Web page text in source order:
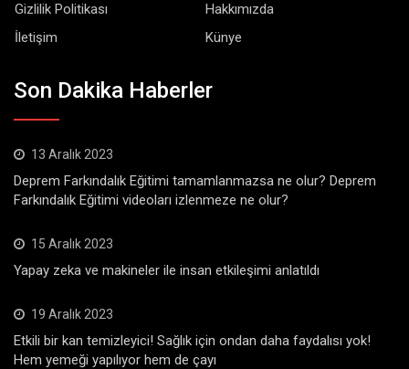
Gizlilik Politikası
Hakkımızda
İletişim
Künye
Son Dakika Haberler
13 Aralık 2023
Deprem Farkındalık Eğitimi tamamlanmazsa ne olur? Deprem
Farkındalık Eğitimi videoları izlenmeze ne olur?
15 Aralık 2023
Yapay zeka ve makineler ile insan etkileşimi anlatıldı
19 Aralık 2023
Etkili bir kan temizleyici! Sağlık için ondan daha faydalısı yok!
Hem yemeği yapılıyor hem de çayı